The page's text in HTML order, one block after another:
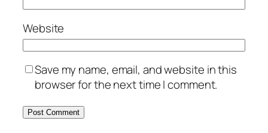
Website
Save my name, email, and website in this
browser for the next time I comment.